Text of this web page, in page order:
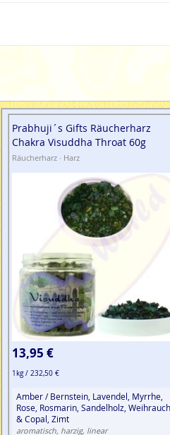
Prabhuji´s Gifts Räucherharz
Chakra Visuddha Throat 60g
Räucherharz · Harz
13,95 €
1kg / 232,50 €
Amber / Bernstein, Lavendel, Myrrhe,
Rose, Rosmarin, Sandelholz, Weihrauch
& Copal, Zimt
aromatisch, harzig, linear